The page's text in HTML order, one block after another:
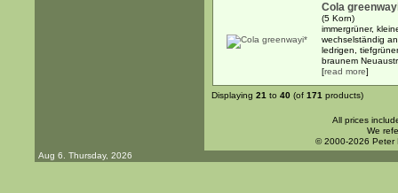
Cola
(5 Korn)
immergrüner,
wechselständig
ledrigen,
braunem
[read more]
Displaying 21 to 40 (of 171 products)
All prices
We
© 2000-2026 Peter
Aug 6. Thursday, 2026